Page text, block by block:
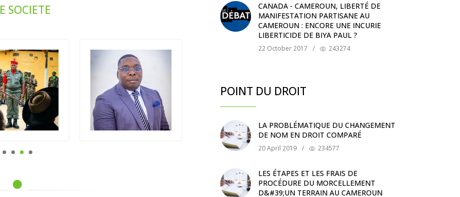
SOCIETE
CANADA - CAMEROUN, LIBERTÉ DE
MANIFESTATION PARTISANE AU
CAMEROUN : ENCORE UNE INCURIE
LIBERTICIDE DE BIYA PAUL ?
22 October 2017 / 243274
POINT DU DROIT
LA PROBLÉMATIQUE DU CHANGEMENT
DE NOM EN DROIT COMPARÉ
20 April 2019 / 234577
LES ÉTAPES ET LES FRAIS DE
PROCÉDURE DU MORCELLEMENT
D&#39;UN TERRAIN AU CAMEROUN